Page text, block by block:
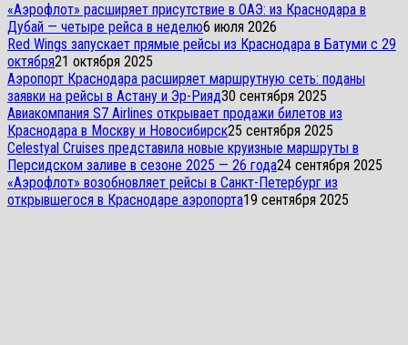
«Аэрофлот» расширяет присутствие в ОАЭ: из Краснодара в
Дубай — четыре рейса в неделю6 июля 2026
Red Wings запускает прямые рейсы из Краснодара в Батуми с 29
октября21 октября 2025
Аэропорт Краснодара расширяет маршрутную сеть: поданы
заявки на рейсы в Астану и Эр-Рияд30 сентября 2025
Авиакомпания S7 Airlines открывает продажи билетов из
Краснодара в Москву и Новосибирск25 сентября 2025
Celestyal Cruises представила новые круизные маршруты в
Персидском заливе в сезоне 2025 — 26 года24 сентября 2025
«Аэрофлот» возобновляет рейсы в Санкт-Петербург из
открывшегося в Краснодаре аэропорта19 сентября 2025